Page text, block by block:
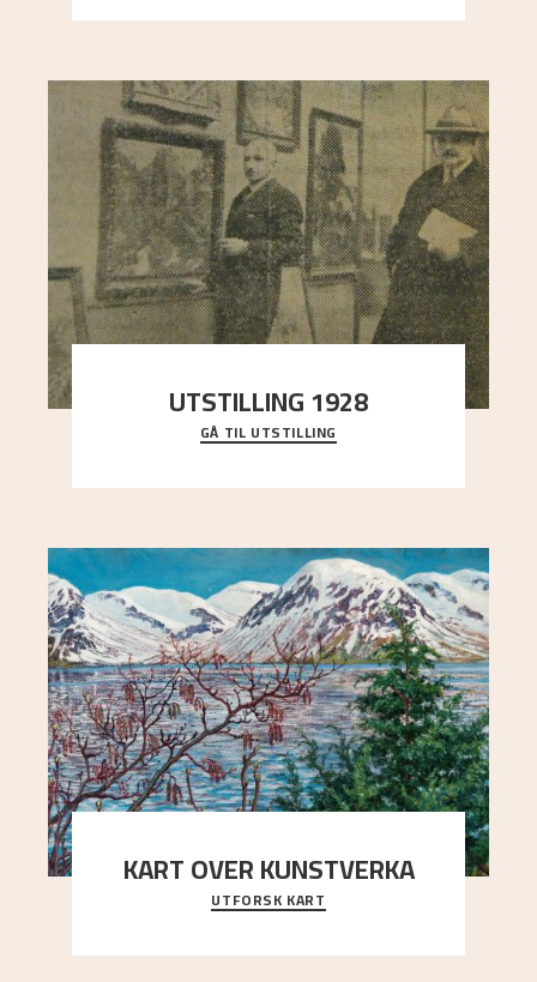
UTSTILLING 1928
Då Astrup døydde i 1928, tok vennene Moritz
Kaland og Simon Thorbjørnsen initiativ til å
GÅ TIL UTSTILLING
KART OVER KUNSTVERKA
Utforsk stedene og utsiktene i Astrups malerier
UTFORSK KART